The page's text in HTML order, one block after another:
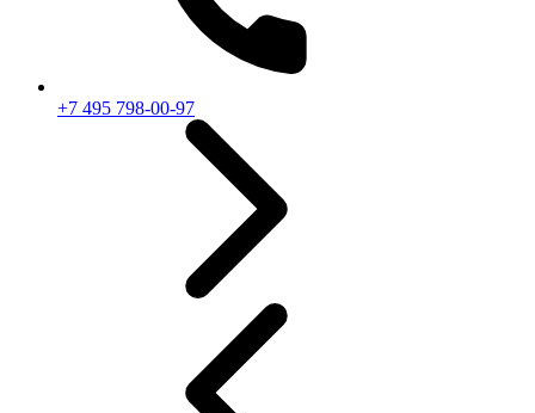
+7 495 798-00-97